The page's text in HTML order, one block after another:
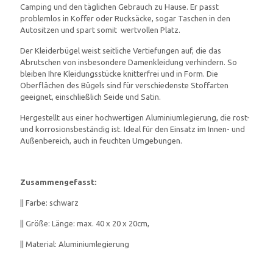
Camping und den täglichen Gebrauch zu Hause. Er passt
problemlos in Koffer oder Rucksäcke, sogar Taschen in den
Autositzen und spart somit wertvollen Platz.
Der Kleiderbügel weist seitliche Vertiefungen auf, die das
Abrutschen von insbesondere Damenkleidung verhindern. So
bleiben Ihre Kleidungsstücke knitterfrei und in Form. Die
Oberflächen des Bügels sind für verschiedenste Stoffarten
geeignet, einschließlich Seide und Satin.
Hergestellt aus einer hochwertigen Aluminiumlegierung, die rost-
und korrosionsbeständig ist. Ideal für den Einsatz im Innen- und
Außenbereich, auch in feuchten Umgebungen.
Zusammengefasst:
|| Farbe: schwarz
|| Größe: Länge: max. 40 x 20 x 20cm,
|| Material: Aluminiumlegierung